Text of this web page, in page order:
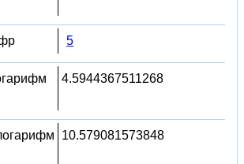
5
4.5944367511268
10.579081573848